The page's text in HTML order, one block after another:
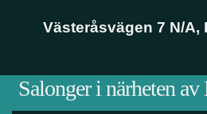
Västeråsvägen 7 N/A,
Salonger i närheten